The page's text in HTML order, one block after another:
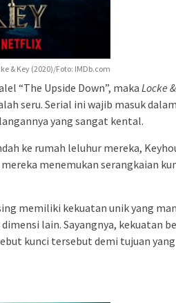
& Key (2020)/Foto: IMDb.com
“The Upside Down”, maka Locke
seru. Serial ini wajib masuk
yang sangat kental.
ke rumah leluhur mereka,
menemukan serangkaian
memiliki kekuatan unik yang
lain. Sayangnya, kekuatan
kunci tersebut demi tujuan yang